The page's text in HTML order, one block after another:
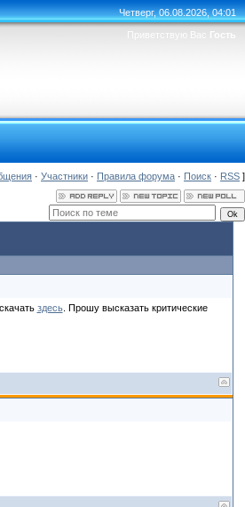
Четверг, 06.08.2026, 04:01
Приветствую Вас Гость
· Участники · Правила форума · Поиск · RSS ]
здесь. Прошу высказать критические